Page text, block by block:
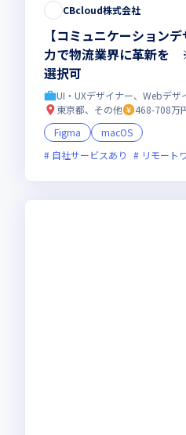
CBcloud株式会社
【コミュニケーション
力で物流業界に革新を
選択可
UI・UXデザイナー、Webデザ
東京都、その他
468-708万
Figma
macOS
自社サービスあり
リモート